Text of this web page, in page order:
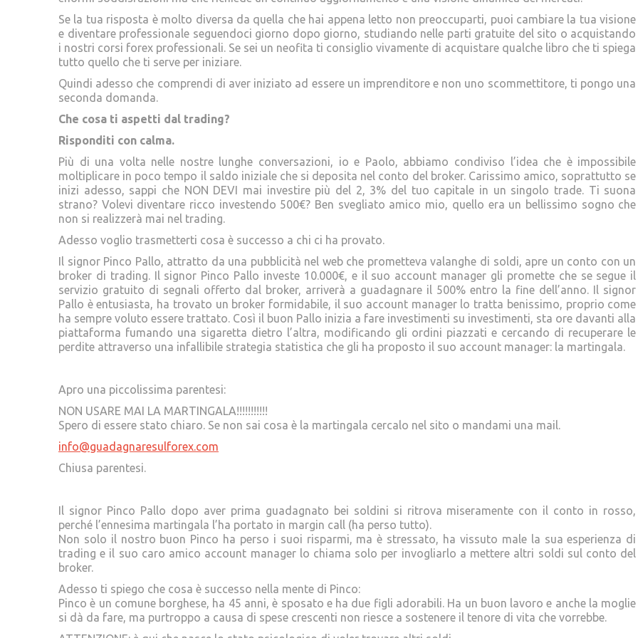
Se la tua risposta è molto diversa da quella che hai appena letto non preoccuparti, puoi cambiare la tua visione
e diventare professionale seguendoci giorno dopo giorno, studiando nelle parti gratuite del sito o acquistando
i nostri corsi forex professionali. Se sei un neofita ti consiglio vivamente di acquistare qualche libro che ti spiega
tutto quello che ti serve per iniziare.
Quindi adesso che comprendi di aver iniziato ad essere un imprenditore e non uno scommettitore, ti pongo una
seconda domanda.
Che cosa ti aspetti dal trading?
Risponditi con calma.
Più di una volta nelle nostre lunghe conversazioni, io e Paolo, abbiamo condiviso l’idea che è impossibile
moltiplicare in poco tempo il saldo iniziale che si deposita nel conto del broker. Carissimo amico, soprattutto se
inizi adesso, sappi che NON DEVI mai investire più del 2, 3% del tuo capitale in un singolo trade. Ti suona
strano? Volevi diventare ricco investendo 500€? Ben svegliato amico mio, quello era un bellissimo sogno che
non si realizzerà mai nel trading.
Adesso voglio trasmetterti cosa è successo a chi ci ha provato.
Il signor Pinco Pallo, attratto da una pubblicità nel web che prometteva valanghe di soldi, apre un conto con un
broker di trading. Il signor Pinco Pallo investe 10.000€, e il suo account manager gli promette che se segue il
servizio gratuito di segnali offerto dal broker, arriverà a guadagnare il 500% entro la fine dell’anno. Il signor
Pallo è entusiasta, ha trovato un broker formidabile, il suo account manager lo tratta benissimo, proprio come
ha sempre voluto essere trattato. Così il buon Pallo inizia a fare investimenti su investimenti, sta ore davanti alla
piattaforma fumando una sigaretta dietro l’altra, modificando gli ordini piazzati e cercando di recuperare le
perdite attraverso una infallibile strategia statistica che gli ha proposto il suo account manager: la martingala.
Apro una piccolissima parentesi:
NON USARE MAI LA MARTINGALA!!!!!!!!!!!
Spero di essere stato chiaro. Se non sai cosa è la martingala cercalo nel sito o mandami una mail.
info@guadagnaresulforex.com
Chiusa parentesi.
Il signor Pinco Pallo dopo aver prima guadagnato bei soldini si ritrova miseramente con il conto in rosso,
perché l’ennesima martingala l’ha portato in margin call (ha perso tutto).
Non solo il nostro buon Pinco ha perso i suoi risparmi, ma è stressato, ha vissuto male la sua esperienza di
trading e il suo caro amico account manager lo chiama solo per invogliarlo a mettere altri soldi sul conto del
broker.
Adesso ti spiego che cosa è successo nella mente di Pinco:
Pinco è un comune borghese, ha 45 anni, è sposato e ha due figli adorabili. Ha un buon lavoro e anche la moglie
si dà da fare, ma purtroppo a causa di spese crescenti non riesce a sostenere il tenore di vita che vorrebbe.